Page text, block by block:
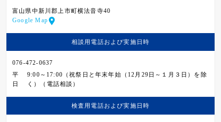
富山県中新川郡上市町横法音寺40
Google Map
相談用電話および実施日時
076-472-0637
平
日
9:00～17:00（祝祭日と年末年始（12月29日～１月３日）を除
く）（電話相談）
検査用電話および実施日時